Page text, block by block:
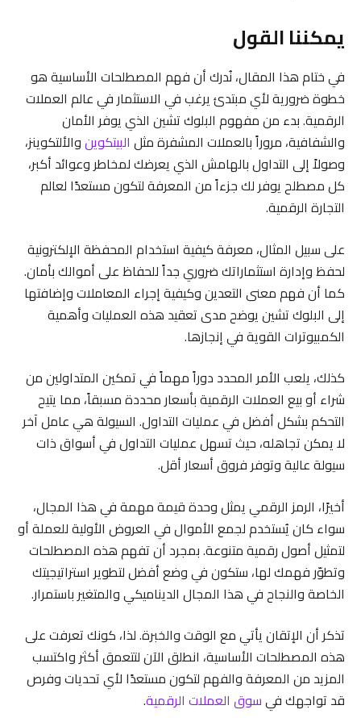
يمكننا القول
في ختام هذا المقال، نُدرك أن فهم المصطلحات الأساسية هو
خطوة ضرورية لأي مبتدئ يرغب في الاستثمار في عالم العملات
الرقمية. بدء من مفهوم البلوك تشين الذي يوفر الأمان
والشفافية، مروراً بالعملات المشفرة مثل البيتكوينوالألتكوينز،
وصولاً إلى التداول بالهامش الذي يعرضك لمخاطر وعوائد أكبر،
كل مصطلح يوفر لك جزءاً من المعرفة لتكون مستعدًا لعالم
التجارة الرقمية.
على سبيل المثال، معرفة كيفية استخدام المحفظة الإلكترونية
لحفظ وإدارة استثماراتك ضروري جداً للحفاظ على أموالك بأمان.
كما أن فهم معنى التعدين وكيفية إجراء المعاملات وإضافتها
إلى البلوك تشين يوضح مدى تعقيد هذه العمليات وأهمية
الكمبيوترات القوية في إنجازها.
كذلك، يلعب الأمر المحدد دوراً مهماً في تمكين المتداولين من
شراء أو بيع العملات الرقمية بأسعار محددة مسبقاً، مما يتيح
التحكم بشكل أفضل في عمليات التداول. السيولة هي عامل آخر
لا يمكن تجاهله، حيث تسهل عمليات التداول في أسواق ذات
سيولة عالية وتوفر فروق أسعار أقل.
أخيرًا، الرمز الرقمي يمثل وحدة قيمة مهمة في هذا المجال،
سواء كان يُستخدم لجمع الأموال في العروض الأولية للعملة أو
لتمثيل أصول رقمية متنوعة. بمجرد أن تفهم هذه المصطلحات
وتطوّر فهمك لها، ستكون في وضع أفضل لتطوير استراتيجيتك
الخاصة والنجاح في هذا المجال الديناميكي والمتغير باستمرار.
تذكر أن الإتقان يأتي مع الوقت والخبرة. لذا، كونك تعرفت على
هذه المصطلحات الأساسية، انطلق الآن لتتعمق أكثر واكتسب
المزيد من المعرفة والفهم لتكون مستعدًا لأي تحديات وفرص
قد تواجهك فيسوق العملات الرقمية.